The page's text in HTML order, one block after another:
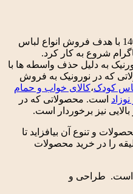
فروشگاه اینترنتی نورونیک سال 1400 با هدف فروش انواع لباس
شروع به کار کرد.
به دلیل حذف واسطه ها با
که در نورونیک به فروش
کودک،کالای خواب و حمام
است. محصولاتی که در
نیز برخوردار است.
و تنوع آن بیافزاید تا
را در خرید محصولات
است. طراحی و